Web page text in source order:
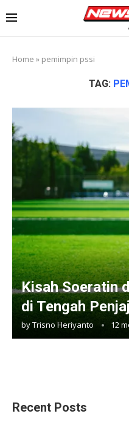
Home » pemimpin pssi
TAG:
Kisah Soeratin
di Tengah
byTrisno Heriyanto 12
Recent Posts